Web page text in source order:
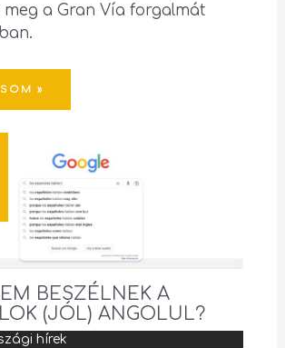
a Gran Vía forgalmát
»
BESZÉLNEK A
(JÓL) ANGOLUL?
hírek